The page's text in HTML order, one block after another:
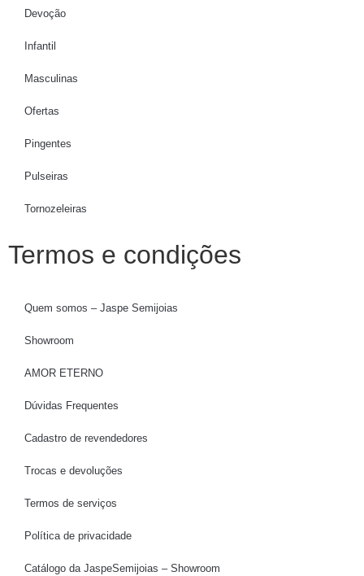
Devoção
Infantil
Masculinas
Ofertas
Pingentes
Pulseiras
Tornozeleiras
Termos e condições
Quem somos – Jaspe Semijoias
Showroom
AMOR ETERNO
Dúvidas Frequentes
Cadastro de revendedores
Trocas e devoluções
Termos de serviços
Política de privacidade
Catálogo da JaspeSemijoias – Showroom